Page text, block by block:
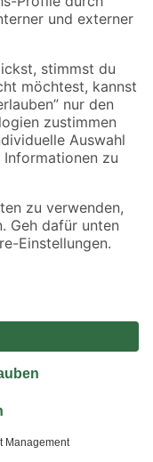
Angebote sind unter
Verfügbarkeiten beziehen
mit Speditionsversand, hier
widerrufen